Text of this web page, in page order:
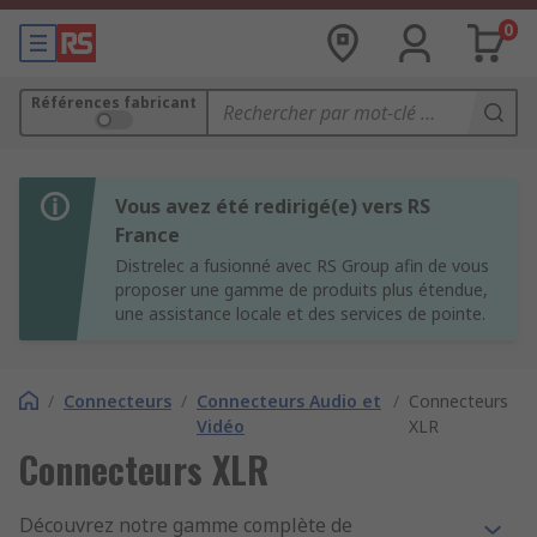
0
Références fabricant
Vous avez été redirigé(e) vers RS
France
Distrelec a fusionné avec RS Group afin de vous
proposer une gamme de produits plus étendue,
une assistance locale et des services de pointe.
/ Connecteurs / Connecteurs Audio et
Vidéo
/ Connecteurs
XLR
Connecteurs XLR
Découvrez notre gamme complète de